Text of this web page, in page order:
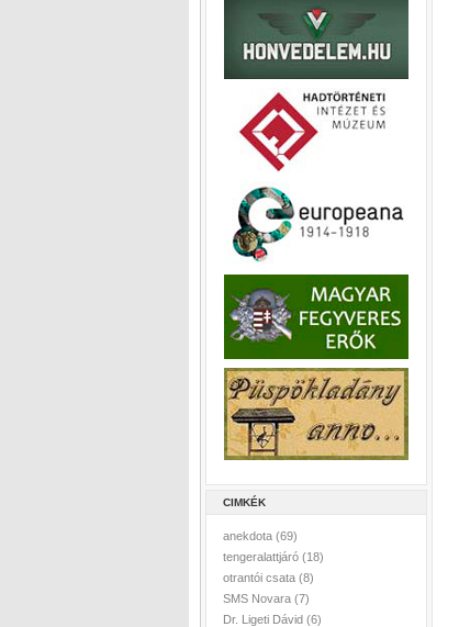
CIMKÉK
anekdota (69)
tengeralattjáró (18)
otrantói csata (8)
SMS Novara (7)
Dr. Ligeti Dávid (6)